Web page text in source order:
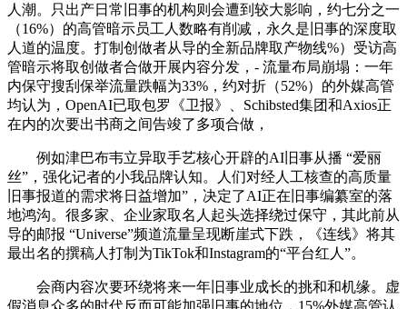
人潮。只出产日常旧事的机构则会遭到较大影响，约七分之一
（16%）的高管暗示员工人数略有削减，永久是旧事的深度取
人道的温度。打制创做者从导的全新品牌取产物线%）受访高
管暗示将取创做者合做开展内容分发，- 流量布局崩塌：一年
内保守搜刮保举流量跌幅为33%，约对折（52%）的外媒高管
均认为，OpenAI已取包罗《卫报》、Schibsted集团和Axios正
在内的次要出书商之间告竣了多项合做，
例如津巴布韦立异取手艺核心开辟的AI旧事从播 “爱丽
丝”，强化记者的小我品牌认知。人们对经人工核查的高质量
旧事报道的需求将日益增加”，决定了AI正在旧事编纂室的落
地鸿沟。很多家、企业家取名人起头选择绕过保守，其此前从
导的邮报 “Universe”频道流量呈现断崖式下跌，《连线》将其
最出名的撰稿人打制为TikTok和Instagram的“平台红人”。
会商内容次要环绕将来一年旧事业成长的挑和和机缘。虚
假消息众多的时代反而可能加强旧事的地位，15%外媒高管认